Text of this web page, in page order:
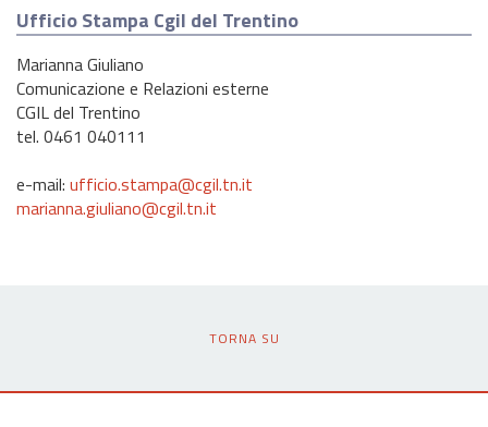
Ufficio Stampa Cgil del Trentino
Marianna Giuliano
Comunicazione e Relazioni esterne
CGIL del Trentino
tel. 0461 040111
e-mail: ufficio.stampa@cgil.tn.it
marianna.giuliano@cgil.tn.it
TORNA SU